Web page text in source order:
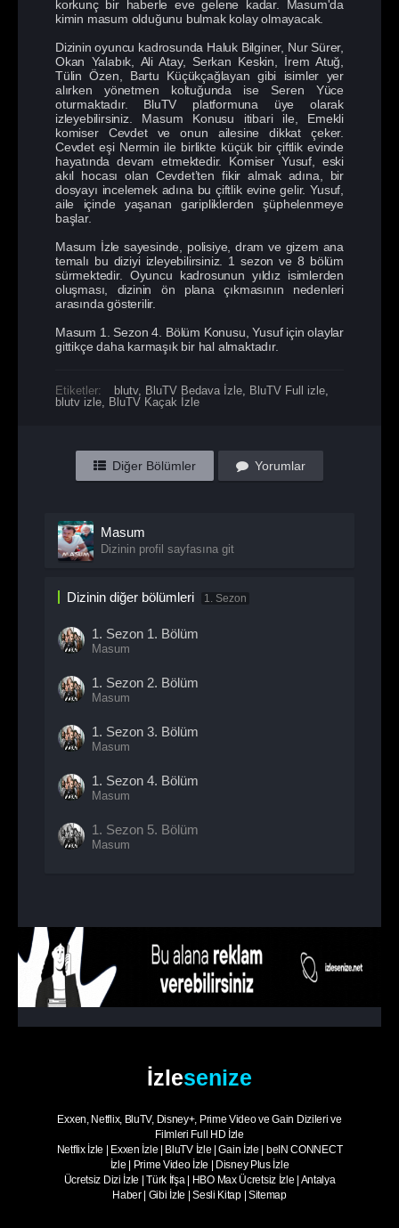
korkunç bir haberle eve gelene kadar. Masum'da
kimin masum olduğunu bulmak kolay olmayacak.
Dizinin oyuncu kadrosunda Haluk Bilginer, Nur Sürer,
Okan Yalabık, Ali Atay, Serkan Keskin, İrem Atuğ,
Tülin Özen, Bartu Küçükçağlayan gibi isimler yer
alırken yönetmen koltuğunda ise Seren Yüce
oturmaktadır. BluTV platformuna üye olarak
izleyebilirsiniz. Masum Konusu itibari ile, Emekli
komiser Cevdet ve onun ailesine dikkat çeker.
Cevdet eşi Nermin ile birlikte küçük bir çiftlik evinde
hayatında devam etmektedir. Komiser Yusuf, eski
akıl hocası olan Cevdet’ten fikir almak adına, bir
dosyayı incelemek adına bu çiftlik evine gelir. Yusuf,
aile içinde yaşanan garipliklerden şüphelenmeye
başlar.
Masum İzle sayesinde, polisiye, dram ve gizem ana
temalı bu diziyi izleyebilirsiniz. 1 sezon ve 8 bölüm
sürmektedir. Oyuncu kadrosunun yıldız isimlerden
oluşması, dizinin ön plana çıkmasının nedenleri
arasında gösterilir.
Masum 1. Sezon 4. Bölüm Konusu, Yusuf için olaylar
gittikçe daha karmaşık bir hal almaktadır.
Etiketler: blutv, BluTV Bedava İzle BluTV Full izle
blutv izle BluTV Kaçak İzle
Diğer Bölümler Yorumlar
Masum
Dizinin profil sayfasına git
Dizinin diğer bölümleri 1. Sezon
1. Sezon 1. Bölüm
Masum
1. Sezon 2. Bölüm
Masum
1. Sezon 3. Bölüm
Masum
1. Sezon 4. Bölüm
Masum
1. Sezon 5. Bölüm
Masum
İzlesenize
Exxen, Netflix, BluTV, Disney+, Prime Video ve Gain Dizileri ve
Filmleri Full HD İzle
Netflix İzle | Exxen İzle | BluTV İzle |Gain İzle | beIN CONNECT
İzle | Prime Video İzle | Disney Plus İzle
Ücretsiz Dizi İzle |Türk İfşa | HBO Max Ücretsiz İzle | Antalya
Haber| Gibi İzle |Sesli Kitap| Sitemap